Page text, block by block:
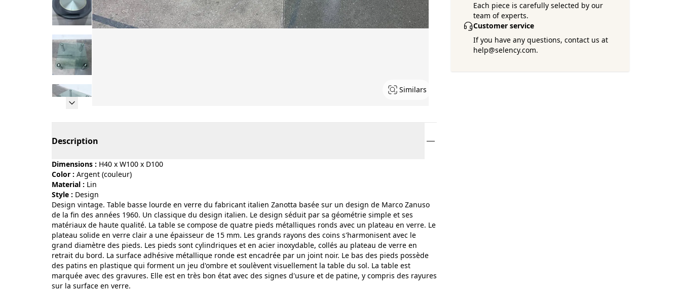
Similars
Each piece is carefully selected by our
team of experts.
Customer service
If you have any questions, contact us at
help@selency.com.
Description
Dimensions : H40 x W100 x D100
Color :
argent (couleur)
Material :
lin
Style :
design
Design vintage. Table basse lourde en verre du fabricant italien Zanotta basée sur un design de Marco Zanuso
de la fin des années 1960. Un classique du design italien. Le design séduit par sa géométrie simple et ses
matériaux de haute qualité. La table se compose de quatre pieds métalliques ronds avec un plateau en verre. Le
plateau solide en verre clair a une épaisseur de 15 mm. Les grands rayons des coins s'harmonisent avec le
grand diamètre des pieds. Les pieds sont cylindriques et en acier inoxydable, collés au plateau de verre en
retrait du bord. La surface adhésive métallique ronde est encadrée par un joint noir. Le bas des pieds possède
des patins en plastique qui forment un jeu d'ombre et soulèvent visuellement la table du sol. La table est
marquée avec des gravures. Elle est en très bon état avec des signes d'usure et de patine, y compris des rayures
sur la surface en verre.